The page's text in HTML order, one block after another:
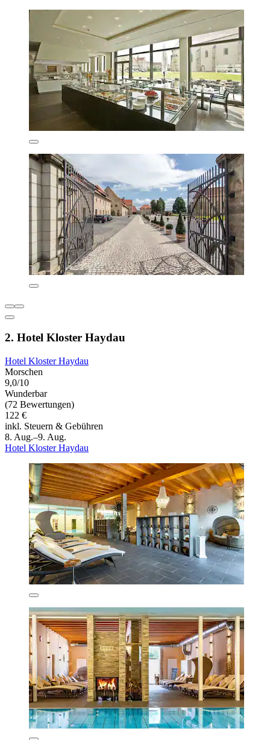
2. Hotel Kloster Haydau
Hotel Kloster Haydau
Morschen
9,0/10
Wunderbar
(72 Bewertungen)
122 €
inkl. Steuern & Gebühren
8. Aug.–9. Aug.
Hotel Kloster Haydau